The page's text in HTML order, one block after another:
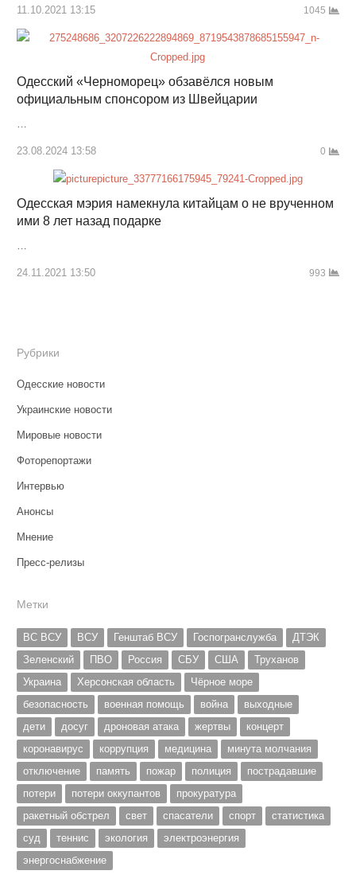
11.10.2021 13:15 1045
Одесский «Черноморец» обзавёлся новым
официальным спонсором из Швейцарии
23.08.2024 13:58 0
Одесская мэрия намекнула китайцам о не врученном
ими 8 лет назад подарке
24.11.2021 13:50 993
Рубрики
Одесские новости
Украинские новости
Мировые новости
Фоторепортажи
Интервью
Анонсы
Мнение
Пресс-релизы
Метки
ВС ВСУ ВСУ Генштаб ВСУ Госпогранслужба
ДТЭК
Зеленский
ПВО Россия СБУ США
Труханов
Украина
Херсонская область
Чёрное море
безопасность
военная помощь война
выходные
дети
досуг дроновая атака жертвы
концерт
коронавирус
коррупция медицина
минута молчания
отключение
память пожар полиция
пострадавшие
потери
потери оккупантов
прокуратура
ракетный обстрел
свет спасатели спорт
статистика
суд
теннис экология
электроэнергия
энергоснабжение